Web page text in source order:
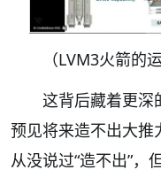
（LVM3火箭的
这背后藏着更深
预见将来造不出大推
从没说过“造不出”，